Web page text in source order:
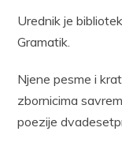
Urednik je
Gramatik.
Njene pesme i
zbornicima
poezije